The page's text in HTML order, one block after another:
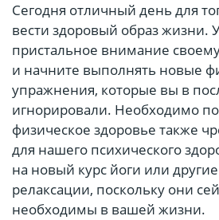
Сегодня отличный день для
вести здоровый образ жизни.
пристальное внимание
и начните выполнять новые
упражнения, которые вы в
игнорировали. Необходимо
физическое здоровье также
для нашего психического
на новый курс йоги или
релаксации, поскольку они
необходимы в вашей жизни.